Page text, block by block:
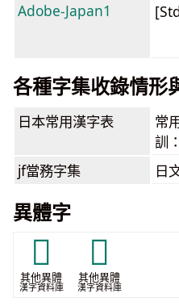
Adobe-Japan1
各種字集收錄情形
日本常用漢字表
常
訓
jf當務字集 日
異體字
𪜩
其他異體
漢字資料庫
𪜪
其他異體
漢字資料庫